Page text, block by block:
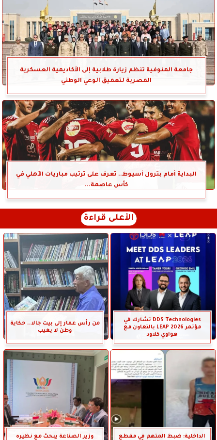
جامعة المنوفية تنظم زيارة طلابية إلى الأكاديمية العسكرية
المصرية لتعميق الوعي الوطني
البداية أمام بترول أسيوط.. تعرف على ترتيب مباريات الأهلي في
كأس عاصمة...
الأعلى قراءة
DDS Technologies تشارك في
مؤتمر LEAP 2026 بالتعاون مع
هواوي كلاود
من رأس عمار إلى بيت جالا.. حكاية
وطن لا يغيب
الداخلية: ضبط المتهم في مقطع
وزير الصناعة يبحث مع نظيره